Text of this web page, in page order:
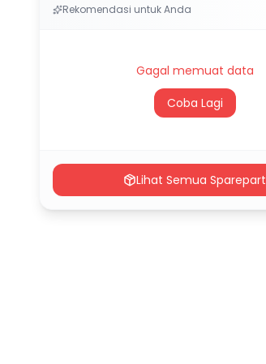
Rekomendasi untuk Anda
Gagal memuat data
Coba Lagi
Lihat Semua Sparepart